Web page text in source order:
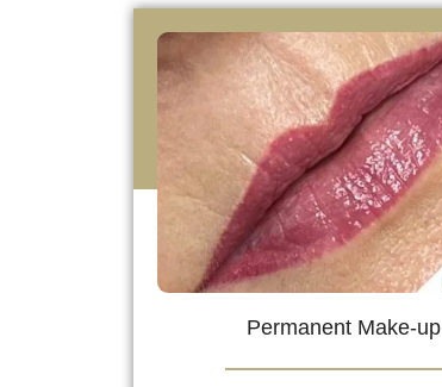
Permanent Make-up